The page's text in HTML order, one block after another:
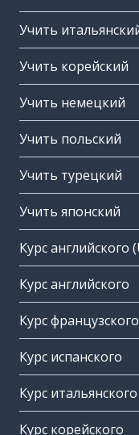
Учить
Учить корейский
Учить немецкий
Учить польский
Учить турецкий
Учить японский
Курс английского
Курс английского
Курс французского
Курс испанского
Курс итальянского
Курс корейского